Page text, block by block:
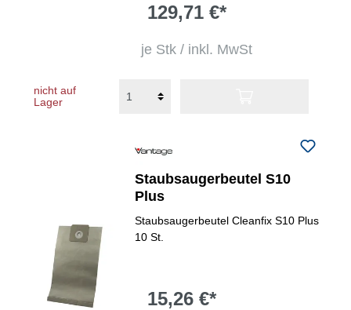
129,71 €*
je Stk / inkl. MwSt
nicht auf
Lager
Staubsaugerbeutel S10
Plus
Staubsaugerbeutel Cleanfix S10 Plus
10 St.
15,26 €*